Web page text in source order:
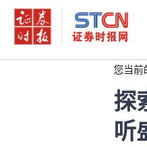
您当前
探
听